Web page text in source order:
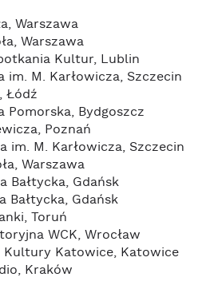
Warszawa
Warszawa
Kultur, Lublin
M. Karłowicza, Szczecin
Łódź
Pomorska, Bydgoszcz
Poznań
im. M. Karłowicza, Szczecin
Warszawa
Bałtycka, Gdańsk
Bałtycka, Gdańsk
Toruń
WCK, Wrocław
Katowice, Katowice
Kraków